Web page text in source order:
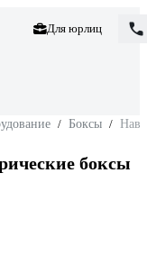
Для юрлиц
/ Боксы /
боксы